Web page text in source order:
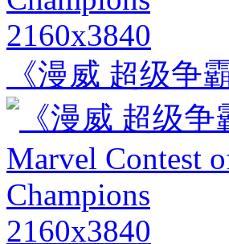
2160x3840
《漫威 超级争
2160x3840